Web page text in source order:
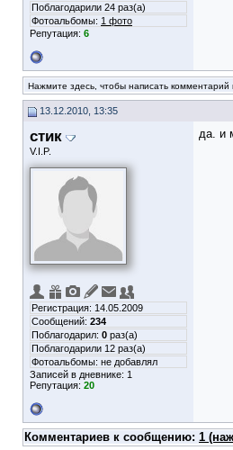
Поблагодарили 24 раз(а)
Фотоальбомы: 1 фото
Репутация: 6
Нажмите здесь, чтобы написать
13.12.2010, 13:35
стик
V.I.P.
Регистрация: 14.05.2009
Сообщений: 234
Поблагодарил: 0 раз(а)
Поблагодарили 12 раз(а)
Фотоальбомы: не добавлял
Записей в дневнике: 1
Репутация: 20
да. и
Комментариев к сообщению: 1